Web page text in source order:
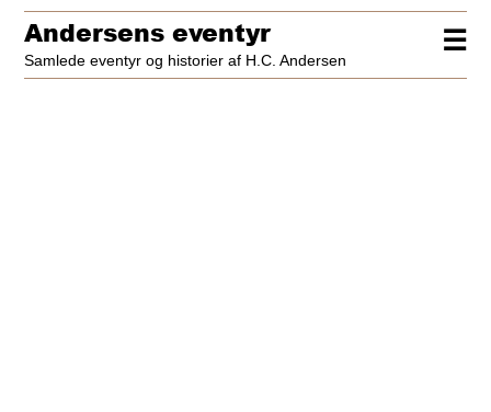
☰
Andersens eventyr
Samlede eventyr og historier af H.C. Andersen